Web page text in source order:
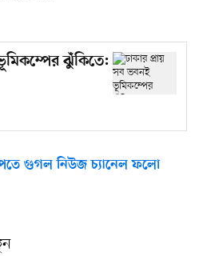
ঝুঁকিতে:
গুগল নিউজ চ্যানেল ফলো